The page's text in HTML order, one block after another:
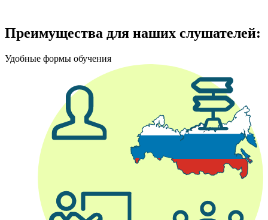
Преимущества для наших слушателей:
Удобные формы обучения